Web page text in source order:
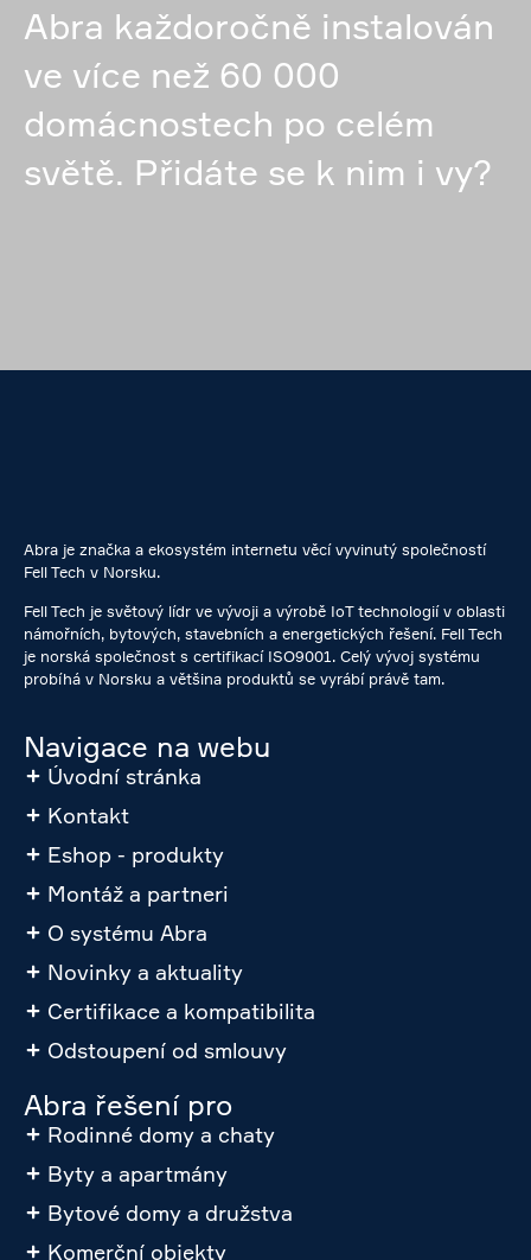
Abra každoročně instalován
ve více než 60 000
domácnostech po celém
světě. Přidáte se k nim i vy?
Abra je značka a ekosystém internetu věcí vyvinutý společností
Fell Tech v Norsku.
Fell Tech je světový lídr ve vývoji a výrobě IoT technologií v oblasti
námořních, bytových, stavebních a energetických řešení. Fell Tech
je norská společnost s certifikací ISO9001. Celý vývoj systému
probíhá v Norsku a většina produktů se vyrábí právě tam.
Navigace na webu
Úvodní stránka
Kontakt
Eshop - produkty
Montáž a partneri
O systému Abra
Novinky a aktuality
Certifikace a kompatibilita
Odstoupení od smlouvy
Abra řešení pro
Rodinné domy a chaty
Byty a apartmány
Bytové domy a družstva
Komerční objekty